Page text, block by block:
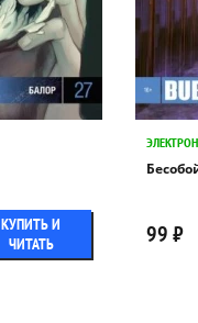
КУПИТЬ И
ЧИТАТЬ
99 ₽